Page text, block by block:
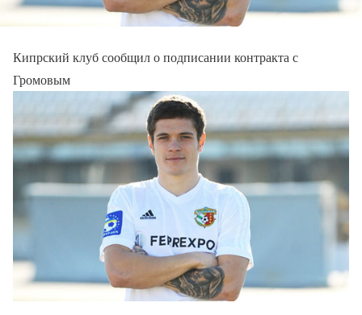
Кипрский клуб сообщил о подписании контракта с
Громовым